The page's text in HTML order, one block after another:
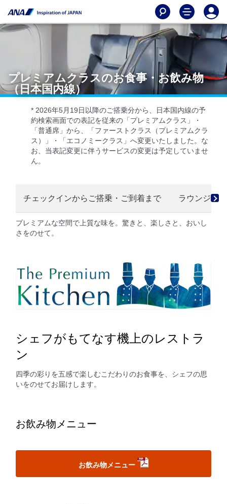
プレミアムクラスのお食事・お飲み物
（日本国内線）
* 2026年5月19日以降のご搭乗分から、日本国内線の予
約検索画面での表記を従来の「プレミアムクラス」・
「普通席」から、「ファーストクラス（プレミアムクラ
ス）」・「エコノミークラス」へ変更いたしました。な
お、当表記変更に伴うサービスの変更は予定していませ
ん。
チェックインからご搭乗・ご到着まで ラウンジ
プレミアムな空間で上質な味を。驚きと、楽しさと、おいし
さをのせて。
シェフがもてなす機上のレストラ
ン
四季の彩りを五感で楽しむこだわりのお食事を、シェフの思
いをのせてお届けします。
お飲み物メニュー
お飲み物メニュー